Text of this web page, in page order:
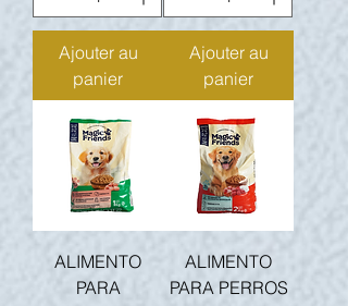
Ajouter au
panier
Ajouter au
panier
ALIMENTO
PARA
ALIMENTO
PARA PERROS